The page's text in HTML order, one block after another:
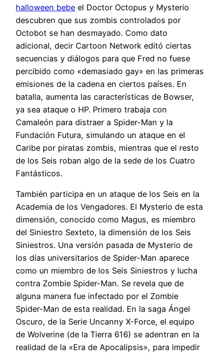
halloween bebe el Doctor Octopus y Mysterio
descubren que sus zombis controlados por
Octobot se han desmayado. Como dato
adicional, decir Cartoon Network editó ciertas
secuencias y diálogos para que Fred no fuese
percibido como «demasiado gay» en las primeras
emisiones de la cadena en ciertos países. En
batalla, aumenta las características de Bowser,
ya sea ataque o HP. Primero trabaja con
Camaleón para distraer a Spider-Man y la
Fundación Futura, simulando un ataque en el
Caribe por piratas zombis, mientras que el resto
de los Seis roban algo de la sede de los Cuatro
Fantásticos.
También participa en un ataque de los Seis en la
Academia de los Vengadores. El Mysterio de esta
dimensión, conocido como Magus, es miembro
del Siniestro Sexteto, la dimensión de los Seis
Siniestros. Una versión pasada de Mysterio de
los días universitarios de Spider-Man aparece
como un miembro de los Seis Siniestros y lucha
contra Zombie Spider-Man. Se revela que de
alguna manera fue infectado por el Zombie
Spider-Man de esta realidad. En la saga Ángel
Oscuro, de la Serie Uncanny X-Force, el equipo
de Wolverine (de la Tierra 616) se adentran en la
realidad de la «Era de Apocalipsis», para impedir